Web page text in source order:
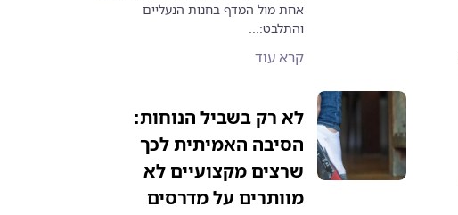
אחת מול המדף בחנות הנעליים
והתלבט:...
קרא עוד
לא רק בשביל הנוחות:
הסיבה האמיתית לכך
שרצים מקצועיים לא
מוותרים על מדרסים